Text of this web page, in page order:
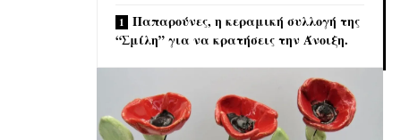
Παπαρούνες, η κεραμική συλλογή της
“Σμίλη” για να κρατήσεις την Άνοιξη.